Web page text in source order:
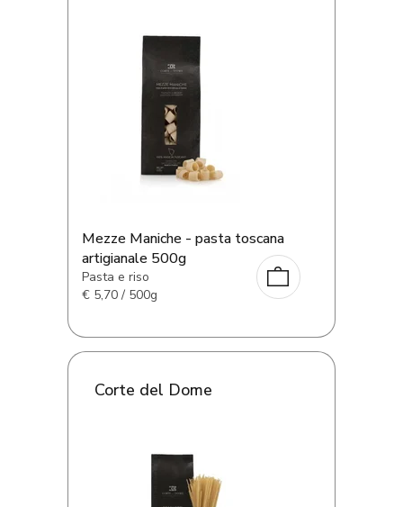
Mezze Maniche - pasta toscana
artigianale 500g
Pasta e riso
€ 5,70 / 500g
Corte del Dome